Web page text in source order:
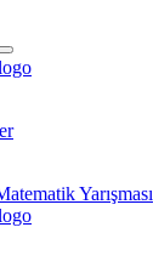
Yarışması